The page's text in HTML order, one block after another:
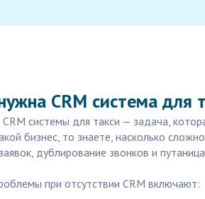
CRM система для
системы для такси — задача,
бизнес, то знаете, насколько
дублирование звонков и
при отсутствии CRM включают: